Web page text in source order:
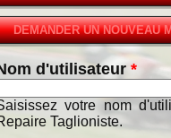
DEMANDER UN NOUVEAU
d'utilisateur *
votre nom
Taglioniste.